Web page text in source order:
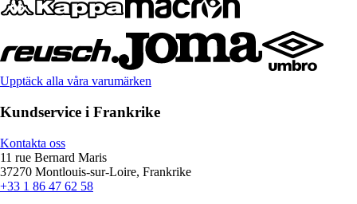
Upptäck alla våra varumärken
Kundservice i Frankrike
Kontakta oss
11 rue Bernard Maris
37270 Montlouis-sur-Loire, Frankrike
+33 1 86 47 62 58